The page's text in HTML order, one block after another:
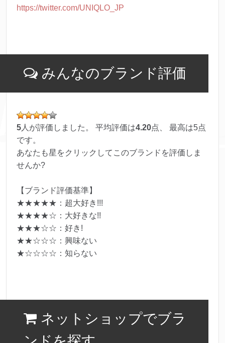
https://twitter.com/UNIQLO_JP
みんなのブランド評価
5 人が評価しました。 平均評価は4.20点、 最高は5点
です。
あなたも星をクリックしてこのブランドを評価しま
せんか?
【ブランド評価基準】
★★★★★：超大好き!!!
★★★★☆：大好きな!!
★★★☆☆：好き!
★★☆☆☆：興味ない
★☆☆☆☆：知らない
ネットショップでブラ